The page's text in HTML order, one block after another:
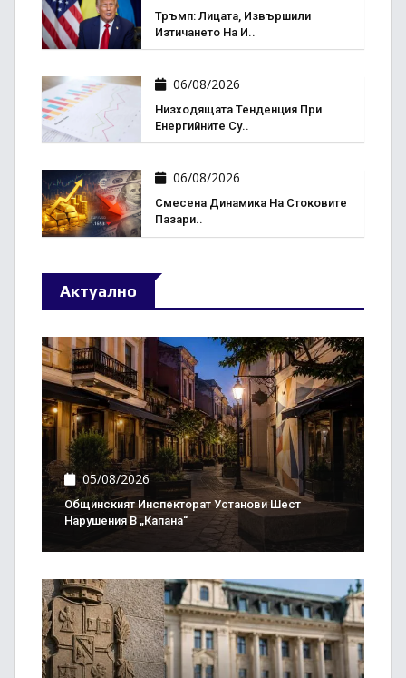
Тръмп: Лицата, Извършили
Изтичането На И..
06/08/2026
Низходящата Тенденция При
Енергийните Су..
06/08/2026
Смесена Динамика На Стоковите
Пазари..
Актуално
05/08/2026
Общинският Инспекторат Установи Шест
Нарушения В „Капана“